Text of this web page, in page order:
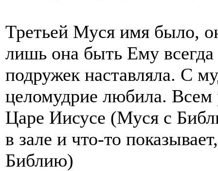
Третьей Муся имя было,
лишь она быть Ему
подружек наставляла. С
целомудрие любила. Всем
Царе Иисусе (Муся с
в зале и что-то
Библию)